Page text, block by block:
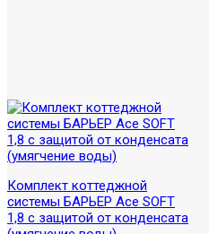
Комплект коттеджной
системы БАРЬЕР Ace SOFT
1,8 с защитой от конденсата